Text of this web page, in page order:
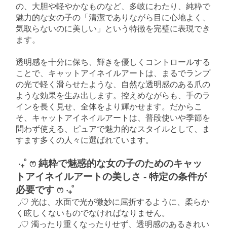
の、大胆や軽やかなものなど、多岐にわたり、純粋で
魅力的な女の子の「清潔でありながら目に心地よく、
気取らないのに美しい」という特徴を完璧に表現でき
ます。
透明感を十分に保ち、輝きを優しくコントロールする
ことで、キャットアイネイルアートは、まるでランプ
の光で軽く滑らせたような、自然な透明感のある爪の
ような効果を生み出します。控えめながらも、手のラ
インを長く見せ、全体をより輝かせます。だからこ
そ、キャットアイネイルアートは、普段使いや季節を
問わず使える、ピュアで魅力的なスタイルとして、ま
すます多くの人々に選ばれています。
‧₊˚ ෆ 純粋で魅惑的な女の子のためのキャッ
トアイネイルアートの美しさ - 特定の条件が
必要です ෆ ‧₊˚
◞♡ 光は、水面で光が微妙に屈折するように、柔らか
く眩しくないものでなければなりません。
◞♡ 濁ったり重くなったりせず、透明感のあるきれい